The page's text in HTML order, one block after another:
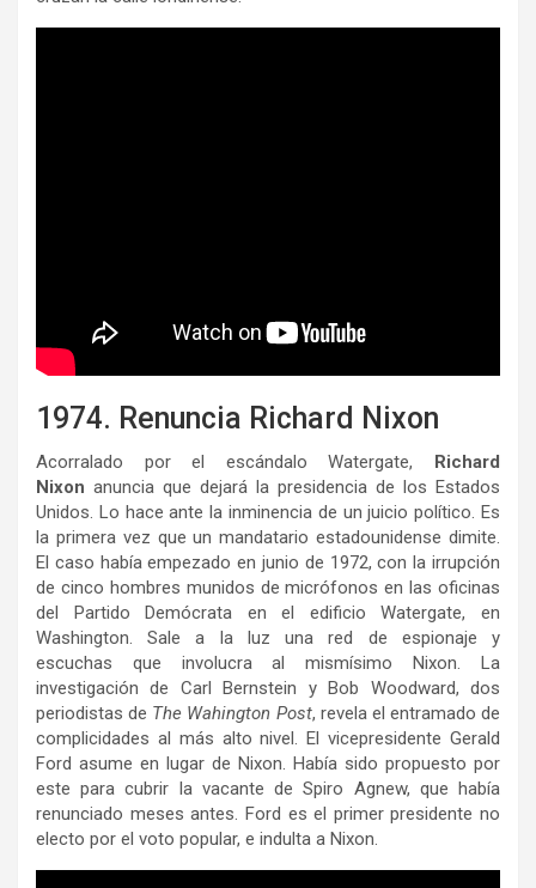
1974. Renuncia Richard Nixon
Acorralado por el escándalo Watergate, Richard
Nixon anuncia que dejará la presidencia de los Estados
Unidos. Lo hace ante la inminencia de un juicio político. Es
la primera vez que un mandatario estadounidense dimite.
El caso había empezado en junio de 1972, con la irrupción
de cinco hombres munidos de micrófonos en las oficinas
del Partido Demócrata en el edificio Watergate, en
Washington. Sale a la luz una red de espionaje y
escuchas que involucra al mismísimo Nixon. La
investigación de Carl Bernstein y Bob Woodward, dos
periodistas de The Wahington Post, revela el entramado de
complicidades al más alto nivel. El vicepresidente Gerald
Ford asume en lugar de Nixon. Había sido propuesto por
este para cubrir la vacante de Spiro Agnew, que había
renunciado meses antes. Ford es el primer presidente no
electo por el voto popular, e indulta a Nixon.